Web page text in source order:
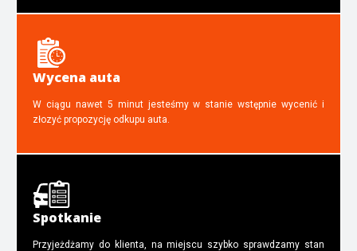
Wycena auta
W ciągu nawet 5 minut jesteśmy w stanie wstępnie wycenić i
złozyć propozycję odkupu auta.
Spotkanie
Przyjeżdżamy do klienta, na miejscu szybko sprawdzamy stan